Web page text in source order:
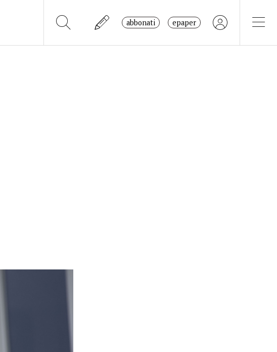
abbonati epaper